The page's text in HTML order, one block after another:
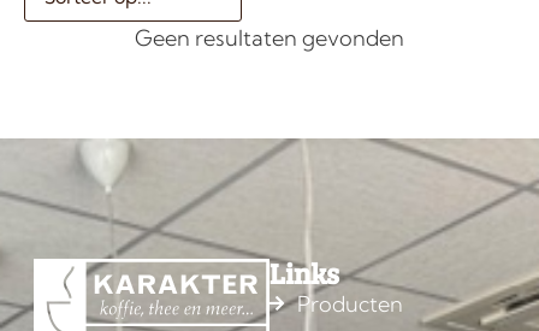
Geen resultaten gevonden
Links
Producten